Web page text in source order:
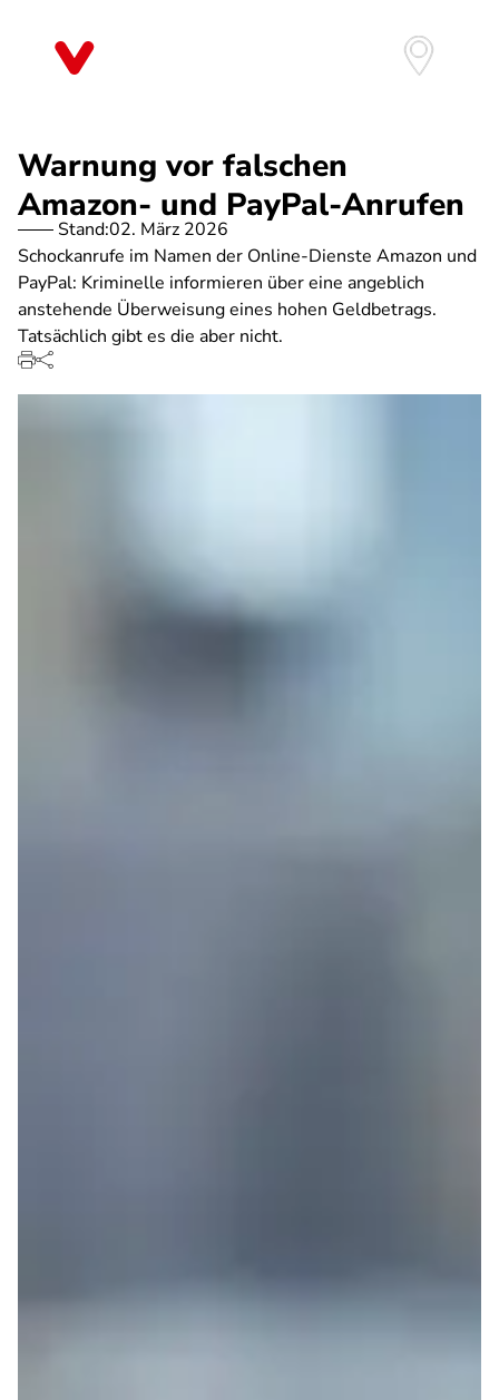
Warnung vor falschen
Amazon- und PayPal-Anrufen
Stand:02. März 2026
Schockanrufe im Namen der Online-Dienste Amazon und
PayPal: Kriminelle informieren über eine angeblich
anstehende Überweisung eines hohen Geldbetrags.
Tatsächlich gibt es die aber nicht.